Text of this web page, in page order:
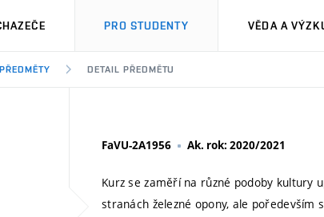
PRO STUDENTY VĚDA A
PŘEDMĚTY DETAIL PŘEDMĚTU
FaVU-2A1956 Ak. rok: 2020/2021
Kurz se zaměří na různé podoby kultury
stranách železné opony, ale